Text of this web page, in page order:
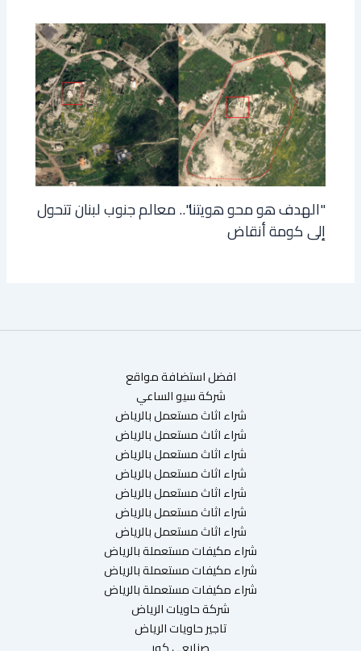
"الهدف هو محو هويتنا".. معالم جنوب لبنان تتحول
إلى كومة أنقاض
افضل استضافة مواقع
شركة سيو الساعي
شراء اثاث مستعمل بالرياض
شراء اثاث مستعمل بالرياض
شراء اثاث مستعمل بالرياض
شراء اثاث مستعمل بالرياض
شراء اثاث مستعمل بالرياض
شراء اثاث مستعمل بالرياض
شراء اثاث مستعمل بالرياض
شراء مكيفات مستعملة بالرياض
شراء مكيفات مستعملة بالرياض
شراء مكيفات مستعملة بالرياض
شركة حاويات الرياض
تاجير حاويات الرياض